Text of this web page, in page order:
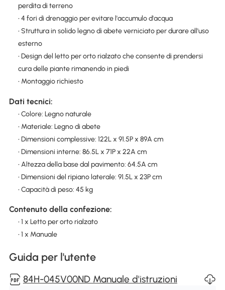
perdita di terreno
• 4 fori di drenaggio per evitare l'accumulo d'acqua
• Struttura in solido legno di abete verniciato per durare all'uso
esterno
• Design del letto per orto rialzato che consente di prendersi
cura delle piante rimanendo in piedi
• Montaggio richiesto
Dati tecnici:
• Colore: Legno naturale
• Materiale: Legno di abete
• Dimensioni complessive: 122L x 91.5P x 89A cm
• Dimensioni interne: 86.5L x 71P x 22A cm
• Altezza della base dal pavimento: 64.5A cm
• Dimensioni del ripiano laterale: 91.5L x 23P cm
• Capacità di peso: 45 kg
Contenuto della confezione:
• 1 x Letto per orto rialzato
• 1 x Manuale
Guida per l'utente
84H-045V00ND Manuale d'istruzioni